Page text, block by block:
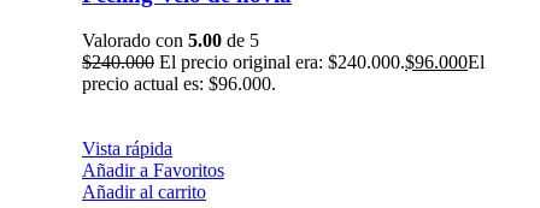
Valorado con 5.00 de 5
$240.000 El precio original era: $240.000.$96.000El
precio actual es: $96.000.
Vista rápida
Añadir a Favoritos
Añadir al carrito